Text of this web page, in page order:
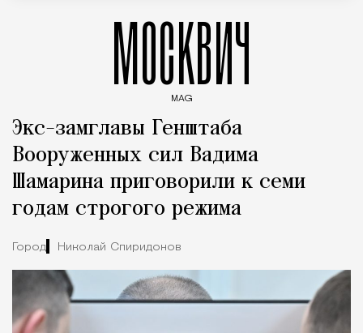
МОСКВИЧ
MAG
Экс-замглавы Генштаба
Вооруженных сил Вадима
Шамарина приговорили к семи
годам строгого режима
Город Николай Спиридонов